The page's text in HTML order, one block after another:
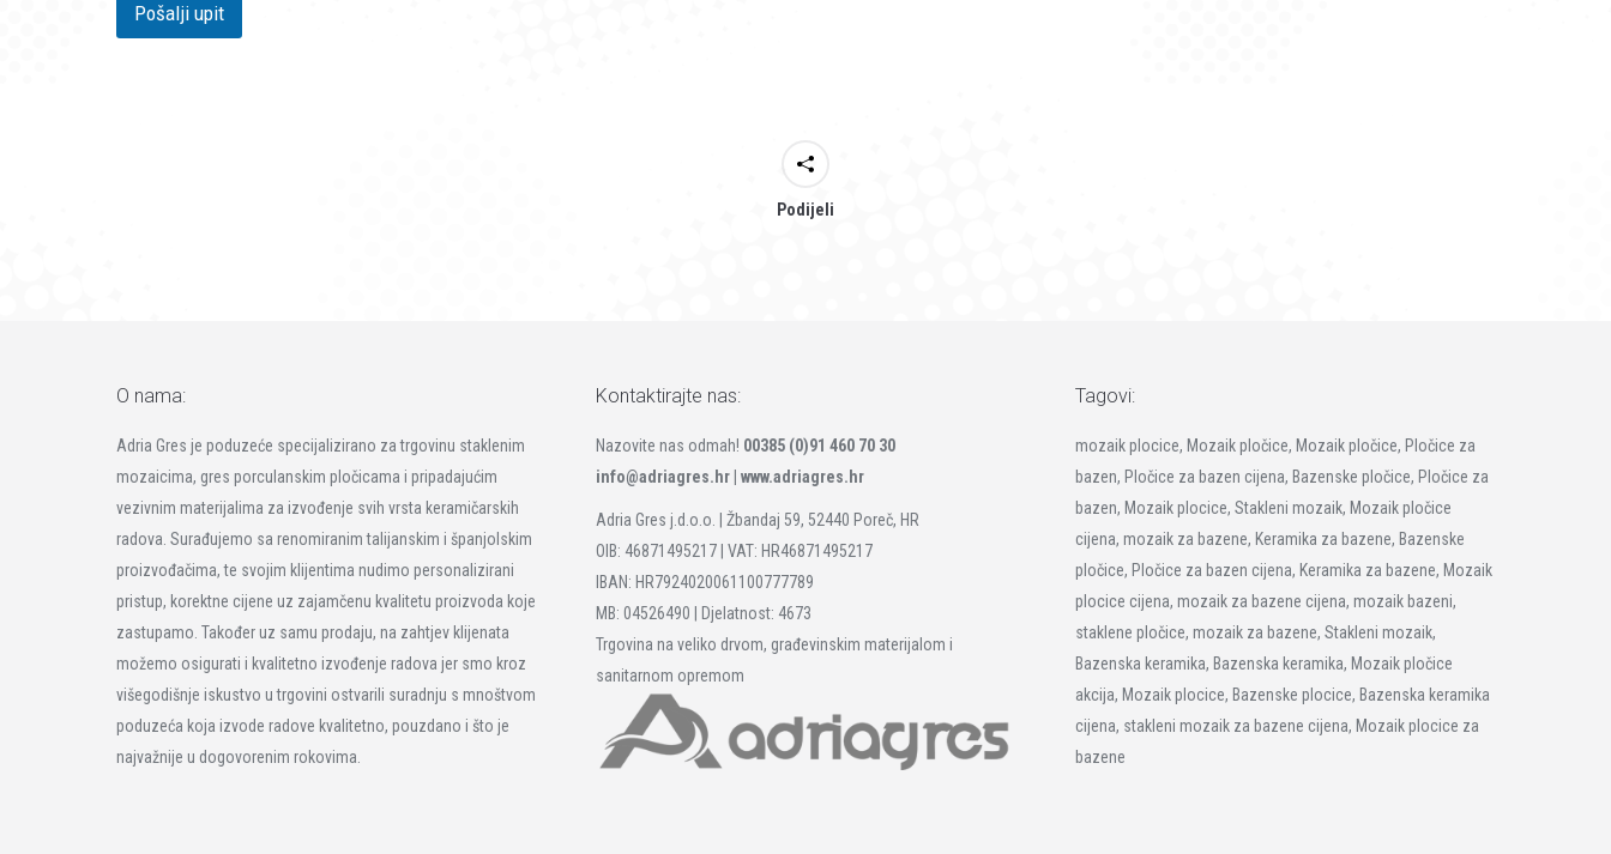
Pošalji upit
Podijeli
O nama:
Adria Gres je poduzeće specijalizirano za trgovinu staklenim
mozaicima, gres porculanskim pločicama i pripadajućim
vezivnim materijalima za izvođenje svih vrsta keramičarskih
radova. Surađujemo sa renomiranim talijanskim i španjolskim
proizvođačima, te svojim klijentima nudimo personalizirani
pristup, korektne cijene uz zajamčenu kvalitetu proizvoda koje
zastupamo. Također uz samu prodaju, na zahtjev klijenata
možemo osigurati i kvalitetno izvođenje radova jer smo kroz
višegodišnje iskustvo u trgovini ostvarili suradnju s mnoštvom
poduzeća koja izvode radove kvalitetno, pouzdano i što je
najvažnije u dogovorenim rokovima.
Kontaktirajte nas:
Nazovite nas odmah! 00385 (0)91 460 70 30
info@adriagres.hr | www.adriagres.hr
Adria Gres j.d.o.o. | Žbandaj 59, 52440 Poreč, HR
OIB: 46871495217 | VAT: HR46871495217
IBAN: HR7924020061100777789
MB: 04526490 | Djelatnost: 4673
Trgovina na veliko drvom, građevinskim materijalom i
sanitarnom opremom
Tagovi:
mozaik plocice, Mozaik pločice, Mozaik pločice, Pločice za
bazen, Pločice za bazen cijena, Bazenske pločice, Pločice za
bazen, Mozaik plocice, Stakleni mozaik, Mozaik pločice
cijena, mozaik za bazene, Keramika za bazene, Bazenske
pločice, Pločice za bazen cijena, Keramika za bazene, Mozaik
plocice cijena, mozaik za bazene cijena, mozaik bazeni,
staklene pločice, mozaik za bazene, Stakleni mozaik,
Bazenska keramika, Bazenska keramika, Mozaik pločice
akcija, Mozaik plocice, Bazenske plocice, Bazenska keramika
cijena, stakleni mozaik za bazene cijena, Mozaik plocice za
bazene